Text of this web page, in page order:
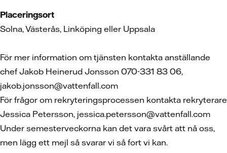
Placeringsort
Solna, Västerås, Linköping eller Uppsala
För mer information om tjänsten kontakta anställande
chef Jakob Heinerud Jonsson 070-331 83 06,
jakob.jonsson@vattenfall.com
För frågor om rekryteringsprocessen kontakta rekryterare
Jessica Petersson, jessica.petersson@vattenfall.com
Under semesterveckorna kan det vara svårt att nå oss,
men lägg ett mejl så svarar vi så fort vi kan.